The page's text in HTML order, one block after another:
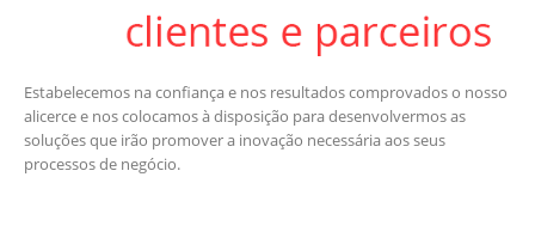
Estabelecemos na confiança e nos resultados comprovados o nosso
alicerce e nos colocamos à disposição para desenvolvermos as
soluções que irão promover a inovação necessária aos seus
processos de negócio.